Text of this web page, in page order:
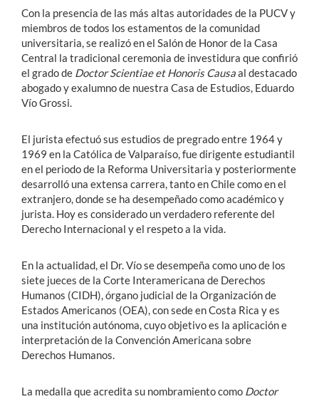
Con la presencia de las más altas autoridades de la PUCV y
miembros de todos los estamentos de la comunidad
universitaria, se realizó en el Salón de Honor de la Casa
Central la tradicional ceremonia de investidura que confirió
el grado de Doctor Scientiae et Honoris Causaal destacado
abogado y exalumno de nuestra Casa de Estudios, Eduardo
Vío Grossi.
El jurista efectuó sus estudios de pregrado entre 1964 y
1969 en la Católica de Valparaíso, fue dirigente estudiantil
en el periodo de la Reforma Universitaria y posteriormente
desarrolló una extensa carrera, tanto en Chile como en el
extranjero, donde se ha desempeñado como académico y
jurista. Hoy es considerado un verdadero referente del
Derecho Internacional y el respeto a la vida.
En la actualidad, el Dr. Vío se desempeña como uno de los
siete jueces de la Corte Interamericana de Derechos
Humanos (CIDH), órgano judicial de la Organización de
Estados Americanos (OEA), con sede en Costa Rica y es
una institución autónoma, cuyo objetivo es la aplicación e
interpretación de la Convención Americana sobre
Derechos Humanos.
La medalla que acredita su nombramiento como Doctor